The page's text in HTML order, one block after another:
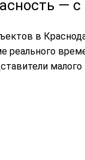
— с
в